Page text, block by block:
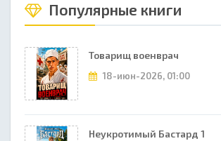
Популярные книги
Товарищ военврач
18-июн-2026, 01:00
Неукротимый Бастард 1